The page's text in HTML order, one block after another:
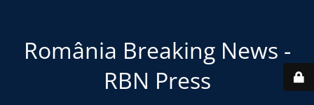
România Breaking News -
RBN Press